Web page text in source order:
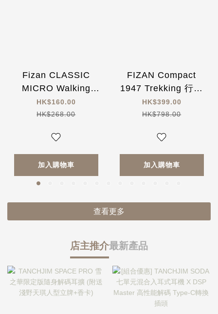
Fizan CLASSIC
MICRO Walking
Poles 行山杖(一支)
HK$160.00
HK$268.00
加入購物車
FIZAN Compact
1947 Trekking 行山
杖(一支)
HK$399.00
HK$798.00
加入購物車
查看更多
店主推介最新產品